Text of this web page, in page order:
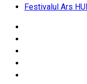
Festivalul Ars